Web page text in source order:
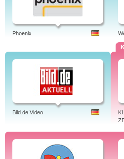
Phoenix
Bild.de Video